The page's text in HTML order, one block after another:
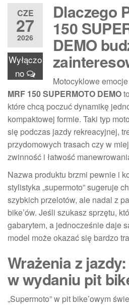
CZE
27
2026
Wyłączo
no
Dlaczego
150
DEMO
Motocyklowe
MRF 150 SUPERMOTO DEMO
które chcą poczuć dynamikę
kompaktowej formie. Taki typ
się podczas jazdy rekreacyjnej,
przydomowych trasach czy w
zwinność i łatwość
Nazwa produktu brzmi pewnie i
stylistyka „supermoto” sugeruje
szybkich przelotów, ale nadal z
bike’ów. Jeśli szukasz sprzętu,
gabarytem, a jednocześnie daje
model może okazać się bardzo
Wrażenia z
w wydaniu pit
„Supermoto” w pit bike’owym